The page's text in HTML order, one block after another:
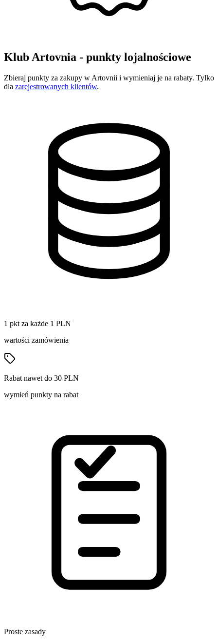
Klub Artovnia - punkty lojalnościowe
Zbieraj punkty za zakupy w Artovnii i wymieniaj je na rabaty. Tylko
dla zarejestrowanych klientów.
1 pkt za każde 1 PLN
wartości zamówienia
Rabat nawet do 30 PLN
wymień punkty na rabat
Proste zasady